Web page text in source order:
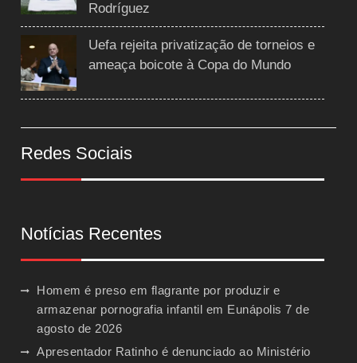
Rodríguez
Uefa rejeita privatização de torneios e
ameaça boicote à Copa do Mundo
Redes Sociais
Notícias Recentes
Homem é preso em flagrante por produzir e
armazenar pornografia infantil em Eunápolis 7 de
agosto de 2026
Apresentador Ratinho é denunciado ao Ministério